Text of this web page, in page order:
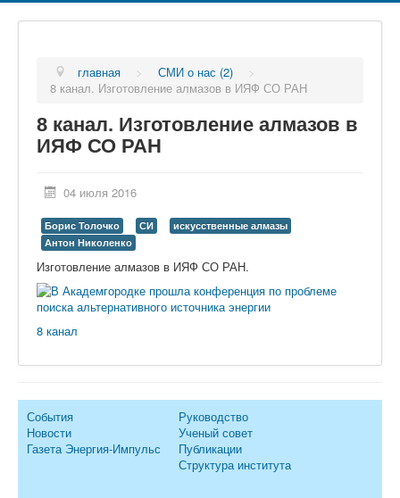
главная > СМИ о нас (2)
>
8 канал. Изготовление алмазов в ИЯФ СО РАН
8 канал. Изготовление алмазов в
ИЯФ СО РАН
04 июля 2016
Борис Толочко СИ
искусственные алмазы
Антон Николенко
Изготовление алмазов в ИЯФ СО РАН.
8 канал
События
Новости
Газета Энергия-Импульс
Руководство
Ученый совет
Публикации
Структура института